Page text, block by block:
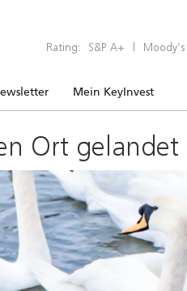
Rating: S&P A+ |
Mein KeyInvest
Ort gelandet